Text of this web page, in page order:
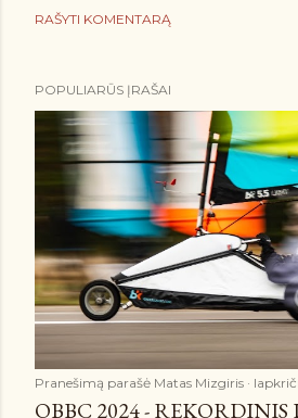
RAŠYTI KOMENTARĄ
POPULIARŪS ĮRAŠAI
Pranešimą parašė Matas Mizgiris
OBBC 2024 -